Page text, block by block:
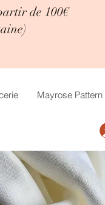
de 100€
Mayrose Pattern